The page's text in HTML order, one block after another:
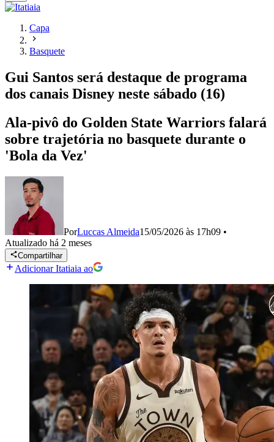
Capa
Basquete
Gui Santos será destaque de programa
dos canais Disney neste sábado (16)
Ala-pivô do Golden State Warriors falará
sobre trajetória no basquete durante o
'Bola da Vez'
PorLuccas Almeida15/05/2026 às 17h09 •
Atualizado há 2 meses
Compartilhar
Adicionar Itatiaia ao